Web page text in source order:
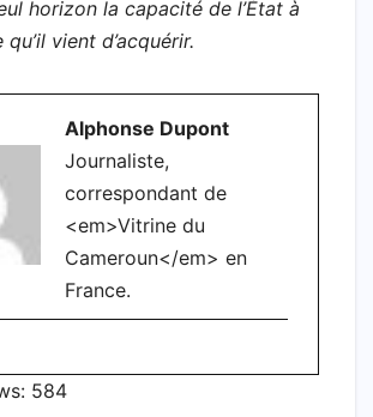
horizon la capacité de l’État à
vient d’acquérir.
Alphonse Dupont
Journaliste,
correspondant de
<em>Vitrine du
Cameroun</em> en
France.
584